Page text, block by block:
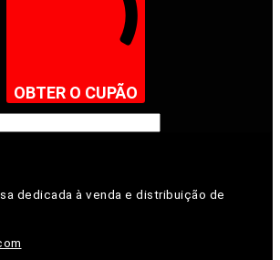
OBTER O CUPÃO
dedicada à venda e distribuição de